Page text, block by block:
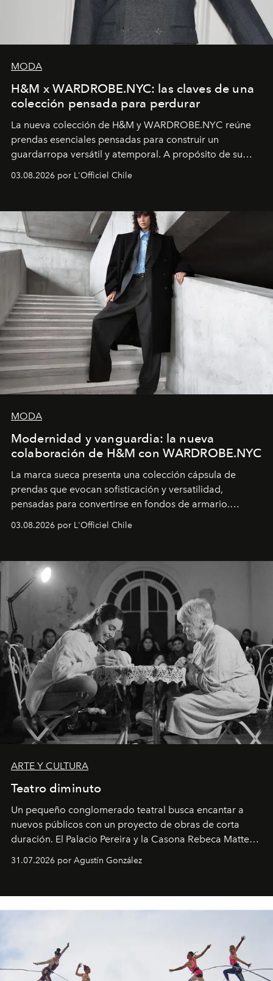
MODA
H&M x WARDROBE.NYC: las claves de una
colección pensada para perdurar
La nueva colección de H&M y WARDROBE.NYC reúne
prendas esenciales pensadas para construir un
guardarropa versátil y atemporal. A propósito de su
lanzamiento, los fundadores de la firma neoyorquina y
la asesora creativa y jefa de diseño global de la marca
y la filosofía detrás de la propuesta.
03.08.2026 por L'Officiel Chile
MODA
Modernidad y vanguardia: la nueva
colaboración de H&M con WARDROBE.NYC
La marca sueca presenta una colección cápsula de
prendas que evocan sofisticación y versatilidad,
pensadas para convertirse en fondos de armario.
Disponible en Chile desde el 6 de agosto.
03.08.2026 por L'Officiel Chile
ARTE Y CULTURA
Teatro diminuto
Un pequeño conglomerado teatral busca encantar a
nuevos públicos con un proyecto de obras de corta
duración. El Palacio Pereira y la Casona Rebeca Matte
son algunos de los lugares que han albergado estas
miniobras. Sus puestas en escena son limpias; ponen el
31.07.2026 por Agustín González